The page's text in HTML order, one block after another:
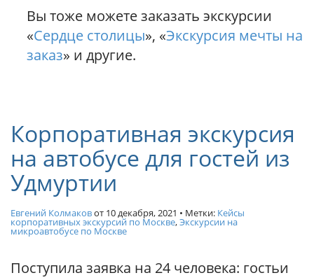
Вы тоже можете заказать экскурсии
«Сердце столицы», «Экскурсия мечты на
заказ» и другие.
Корпоративная экскурсия
на автобусе для гостей из
Удмуртии
Евгений Колмаковот 10 декабря, 2021 • Метки: Кейсы
корпоративных экскурсий по Москве,Экскурсии на
микроавтобусе по Москве
Поступила заявка на 24 человека: гостьи